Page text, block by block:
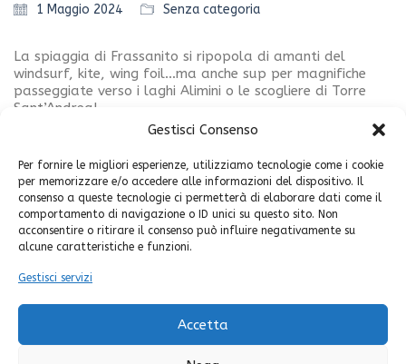
Gestisci Consenso
Per fornire le migliori esperienze, utilizziamo tecnologie come i cookie
per memorizzare e/o accedere alle informazioni del dispositivo. Il
consenso a queste tecnologie ci permetterà di elaborare dati come il
comportamento di navigazione o ID unici su questo sito. Non
acconsentire o ritirare il consenso può influire negativamente su
alcune caratteristiche e funzioni.
Gestisci servizi
Accetta
1 Maggio 2024 Senza categoria
La spiaggia di Frassanito si ripopola di amanti del
windsurf, kite, wing foil…ma anche sup per magnifiche
passeggiate verso i laghi Alimini o le scogliere di Torre
Sant’Andrea!
Non perdere tempo: prenota il tuo rimessaggio, i tuoi
Mimmo al 3398646271
per inviare un commento.